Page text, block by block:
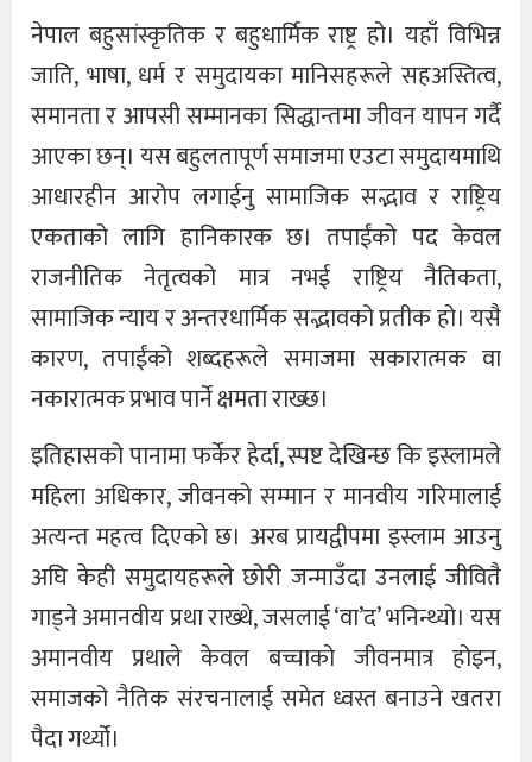
नेपाल बहुसांस्कृतिक र बहुधार्मिक राष्ट्र हो। यहाँ विभिन्न
जाति, भाषा, धर्म र समुदायका मानिसहरूले सहअस्तित्व,
समानता र आपसी सम्मानका सिद्धान्तमा जीवन यापन गर्दै
आएका छन्। यस बहुलतापूर्ण समाजमा एउटा समुदायमाथि
आधारहीन आरोप लगाईनु सामाजिक सद्भाव र राष्ट्रिय
एकताको लागि हानिकारक छ। तपाईंको पद केवल
राजनीतिक नेतृत्वको मात्र नभई राष्ट्रिय नैतिकता,
सामाजिक न्याय र अन्तरधार्मिक सद्भावको प्रतीक हो। यसै
कारण, तपाईंको शब्दहरूले समाजमा सकारात्मक वा
नकारात्मक प्रभाव पार्ने क्षमता राख्छ।
इतिहासको पानामा फर्केर हेर्दा, स्पष्ट देखिन्छ कि इस्लामले
महिला अधिकार, जीवनको सम्मान र मानवीय गरिमालाई
अत्यन्त महत्व दिएको छ। अरब प्रायद्वीपमा इस्लाम आउनु
अघि केही समुदायहरूले छोरी जन्माउँदा उनलाई जीवितै
गाड्ने अमानवीय प्रथा राख्थे, जसलाई ‘वा’द’ भनिन्थ्यो। यस
अमानवीय प्रथाले केवल बच्चाको जीवनमात्र होइन,
समाजको नैतिक संरचनालाई समेत ध्वस्त बनाउने खतरा
पैदा गर्थ्यो।